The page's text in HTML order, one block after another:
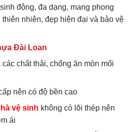
động, đa dạng, mang phong
nhiên, đẹp hiện đại và bảo vệ
Đài Loan
chất thải, chống ăn mòn mối
nên có độ bền cao
vệ sinh không có lõi thép nên
ái